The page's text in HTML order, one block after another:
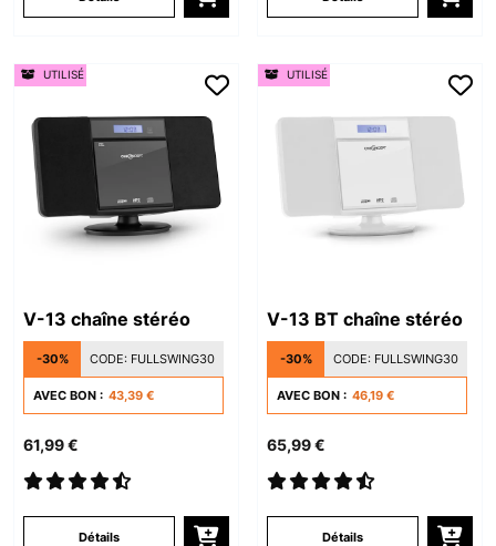
V-13 chaîne stéréo
-30% CODE: FULLSWING30
AVEC BON : 43,39 €
61,99 €
Détails
UTILISÉ
V-13 BT chaîne stéréo
-30% CODE: FULLSWING30
AVEC BON : 46,19 €
65,99 €
Détails
UTILISÉ